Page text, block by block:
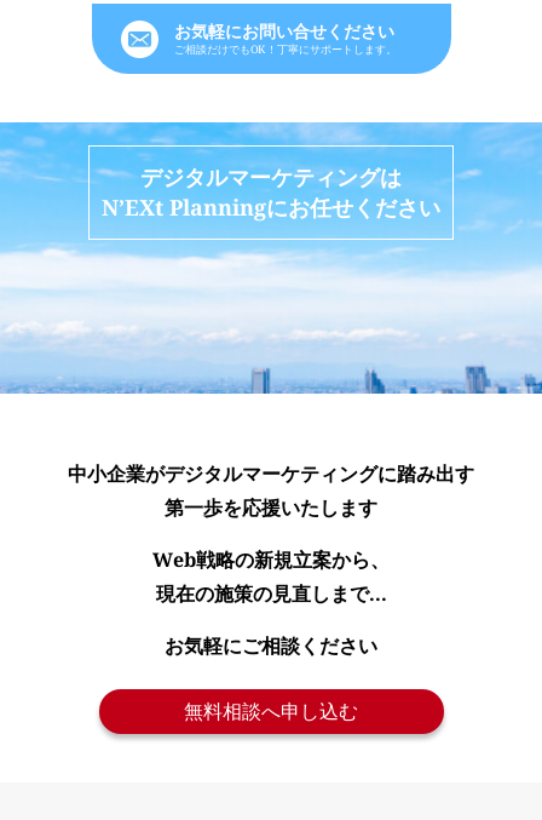
お気軽にお問い合せください
ご相談だけでもOK！丁寧にサポートします。
デジタルマーケティングは
N’EXt Planningにお任せください
中小企業がデジタルマーケティングに踏み出す
第一歩を応援いたします
Web戦略の新規立案から、
現在の施策の見直しまで...
お気軽にご相談ください
無料相談へ申し込む